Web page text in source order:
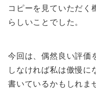
コピーを見ていただく
らしいことでした。
今回は、偶然良い評価
しなければ私は傲慢に
書いているかもしれま